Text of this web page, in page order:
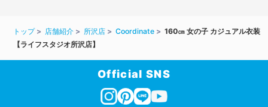
トップ 店舗紹介 所沢店 Coordinate
160㎝ 女の子 カジュアル衣装
【ライフスタジオ所沢店】
Official SNS